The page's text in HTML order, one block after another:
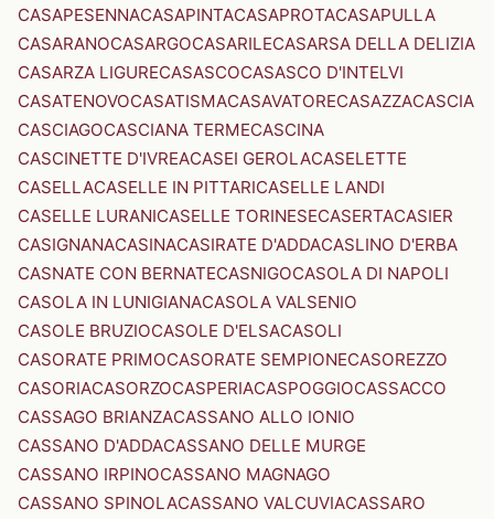
CASAPESENNACASAPINTACASAPROTACASAPULLA
CASARANOCASARGOCASARILECASARSA DELLA DELIZIA
CASARZA LIGURECASASCOCASASCO D'INTELVI
CASATENOVOCASATISMACASAVATORECASAZZACASCIA
CASCIAGOCASCIANA TERMECASCINA
CASCINETTE D'IVREACASEI GEROLACASELETTE
CASELLACASELLE IN PITTARICASELLE LANDI
CASELLE LURANICASELLE TORINESECASERTACASIER
CASIGNANACASINACASIRATE D'ADDACASLINO D'ERBA
CASNATE CON BERNATECASNIGOCASOLA DI NAPOLI
CASOLA IN LUNIGIANACASOLA VALSENIO
CASOLE BRUZIOCASOLE D'ELSACASOLI
CASORATE PRIMOCASORATE SEMPIONECASOREZZO
CASORIACASORZOCASPERIACASPOGGIOCASSACCO
CASSAGO BRIANZACASSANO ALLO IONIO
CASSANO D'ADDACASSANO DELLE MURGE
CASSANO IRPINOCASSANO MAGNAGO
CASSANO SPINOLACASSANO VALCUVIACASSARO